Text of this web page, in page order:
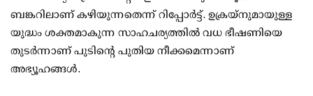
ബങ്കറിലാണ് കഴിയുന്നതെന്ന് റിപ്പോര്‍ട്ട്. ഉക്രയ്‌നുമായുള്ള
യുദ്ധം ശക്തമാകുന്ന സാഹചര്യത്തില്‍ വധ ഭീഷണിയെ
തുടര്‍ന്നാണ് പുടിന്റെ പുതിയ നീക്കമെന്നാണ്
അഭ്യൂഹങ്ങള്‍.